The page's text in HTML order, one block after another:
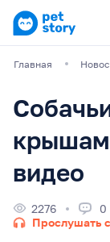
Главная
крышам
видео
2276 0
Прослушать